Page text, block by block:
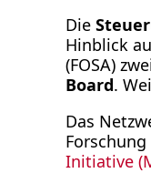
Die
Hinblick
(FOSA)
Board.
Das
Initiative